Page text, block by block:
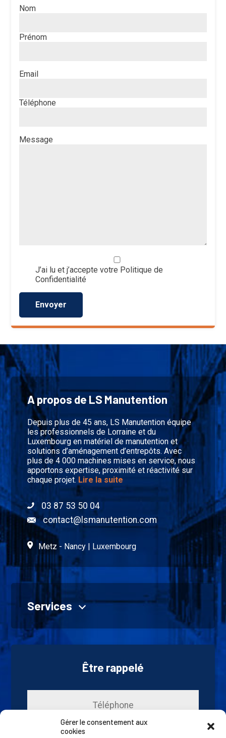
Gérer le consentement aux
cookies
Nom
Prénom
Email
Téléphone
Message
J’ai lu et j’accepte votre Politique de
Confidentialité
A propos de LS Manutention
Depuis plus de 45 ans, LS Manutention équipe
les professionnels de Lorraine et du
Luxembourg en matériel de manutention et
solutions d’aménagement d’entrepôts. Avec
plus de 4 000 machines mises en service, nous
apportons expertise, proximité et réactivité sur
chaque projet. Lire la suite
03 87 53 50 04
contact@lsmanutention.com
Metz - Nancy | Luxembourg
Services
À propos
Vente
Être rappelé